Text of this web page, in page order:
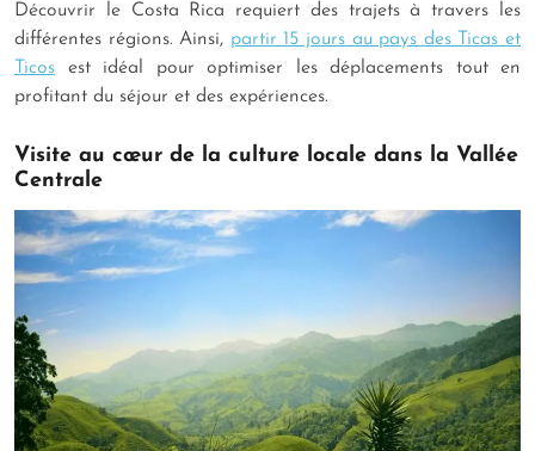
Découvrir le Costa Rica requiert des trajets à travers les
différentes régions. Ainsi, partir 15 jours au pays des Ticas et
Ticos est idéal pour optimiser les déplacements tout en
profitant du séjour et des expériences.
Visite au cœur de la culture locale dans la Vallée
Centrale